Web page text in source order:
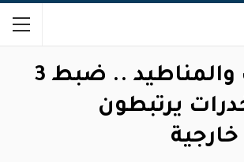
بالبالونات والمناطيد .. ضبط 3
يرتبطون